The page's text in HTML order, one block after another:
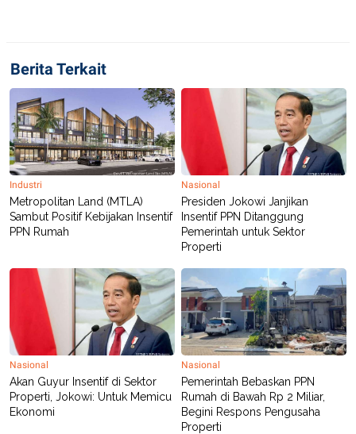
G
N
A
N
C
E
T
A
K
E
A
E
M
I
T
E
N
E
P
E
A
D
R
K
G
E
D
Berita Terkait
Industri
Metropolitan Land (MTLA)
Sambut Positif Kebijakan Insentif
PPN Rumah
Nasional
Presiden Jokowi Janjikan
Insentif PPN Ditanggung
Pemerintah untuk Sektor
Properti
Nasional
Akan Guyur Insentif di Sektor
Properti, Jokowi: Untuk Memicu
Ekonomi
Nasional
Pemerintah Bebaskan PPN
Rumah di Bawah Rp 2 Miliar,
Begini Respons Pengusaha
Properti